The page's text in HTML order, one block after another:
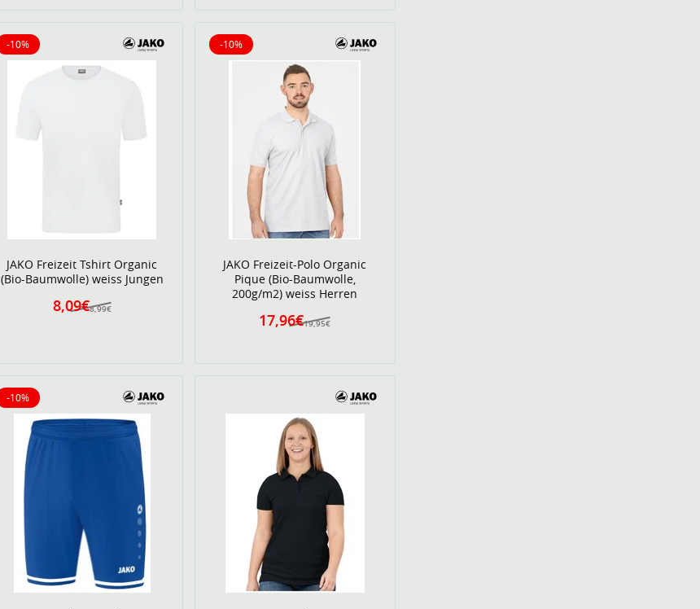
JAKO Freizeit Tshirt Organic
(Bio-Baumwolle) weiss Jungen
8,99€
8,09€
-10%
10% reduziert
JAKO Freizeit-Polo Organic
Pique (Bio-Baumwolle,
200g/m2) weiss Herren
19,95€
17,96€
-10%
10% reduziert
-10%
10% reduziert